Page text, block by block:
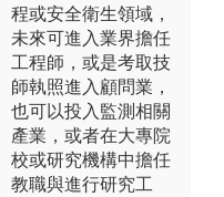
程或安全衛生領域，
未來可進入業界擔任
工程師，或是考取技
師執照進入顧問業，
也可以投入監測相關
產業，或者在大專院
校或研究機構中擔任
教職與進行研究工